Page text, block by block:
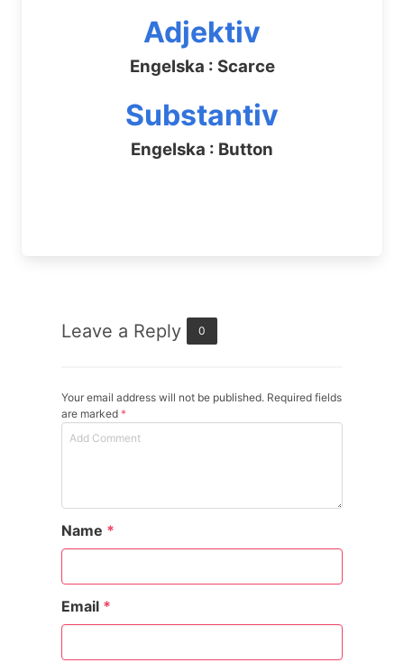
Adjektiv
Engelska : Scarce
Substantiv
Engelska : Button
Leave a Reply 0
Your email address will not be published. Required fields
are marked *
Name *
Email *